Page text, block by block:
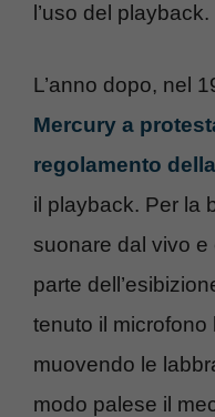
l’uso del playback.
L’anno dopo, nel
Mercury a
regolamento
il playback. Per la
suonare dal vivo
parte
tenuto il
muovendo le
modo palese il